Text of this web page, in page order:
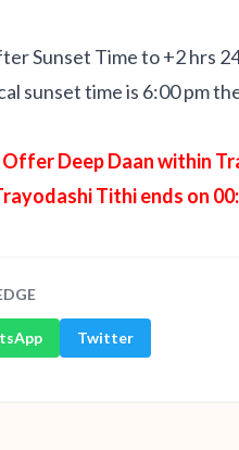
Sunset Time to +2 hrs
sunset time is 6:00 pm
Deep Daan within
Tithi ends on
Twitter